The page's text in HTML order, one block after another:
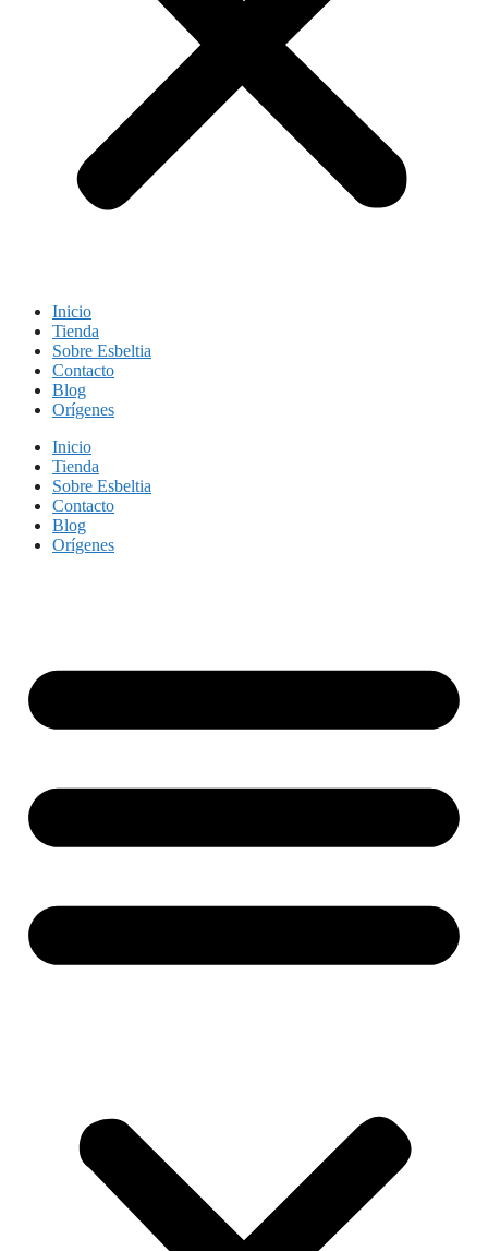
Inicio
Tienda
Sobre Esbeltia
Contacto
Blog
Orígenes
Inicio
Tienda
Sobre Esbeltia
Contacto
Blog
Orígenes